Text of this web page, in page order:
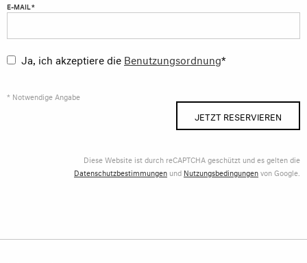
E-MAIL *
Ja, ich akzeptiere die Benutzungsordnung*
* Notwendige Angabe
JETZT RESERVIEREN
Diese Website ist durch reCAPTCHA geschützt und es gelten die
Datenschutzbestimmungen und Nutzungsbedingungenvon Google.